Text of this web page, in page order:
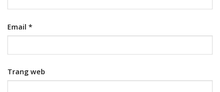
Email *
Trang web